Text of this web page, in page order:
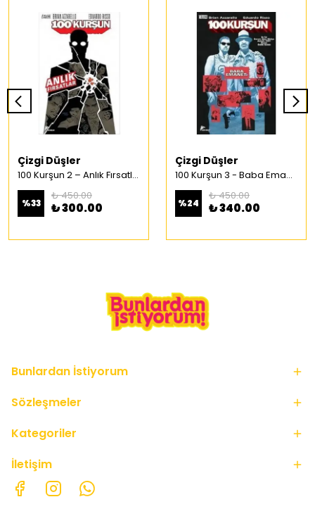
Çizgi Düşler
100 Kurşun 2 – Anlık Fırsatlar Türkçe Çizgi Roman
%33
₺ 450.00
₺ 300.00
Çizgi Düşler
100 Kurşun 3 - Baba Emaneti Türkçe Çizgi Roman
%24
₺ 450.00
₺ 340.00
Bunlardan İstiyorum
Sözleşmeler
Kategoriler
İletişim